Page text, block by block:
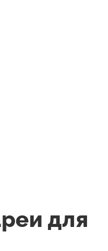
для